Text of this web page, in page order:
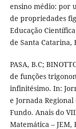
ensino médio: por
de propriedades
Educação
de Santa Catarina,
PASA, B.C;
de funções
infinitésimo. In:
e Jornada Regional
Fundo. Anais do
Matemática – JEM,